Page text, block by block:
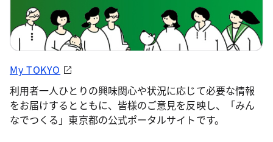
My TOKYO
利用者一人ひとりの興味関心や状況に応じて必要な情報
をお届けするとともに、皆様のご意見を反映し、「みん
なでつくる」東京都の公式ポータルサイトです。